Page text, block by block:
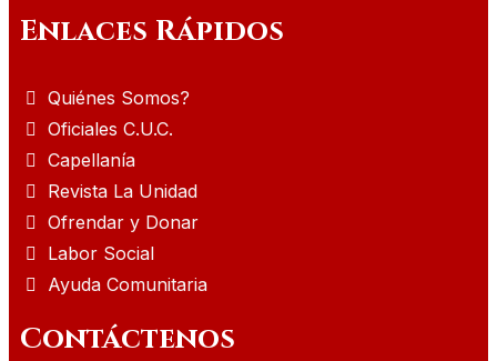
Enlaces Rápidos
Quiénes Somos?
Oficiales C.U.C.
Capellanía
Revista La Unidad
Ofrendar y Donar
Labor Social
Ayuda Comunitaria
Contáctenos